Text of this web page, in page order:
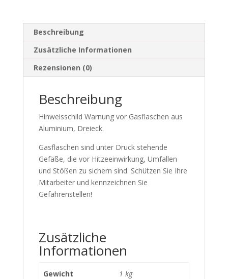
Beschreibung
Zusätzliche Informationen
Rezensionen (0)
Beschreibung
Hinweisschild Warnung vor Gasflaschen aus
Aluminium, Dreieck.
Gasflaschen sind unter Druck stehende
Gefäße, die vor Hitzeeinwirkung, Umfallen
und Stößen zu sichern sind. Schützen Sie Ihre
Mitarbeiter und kennzeichnen Sie
Gefahrenstellen!
Zusätzliche
Informationen
Gewicht 1 kg